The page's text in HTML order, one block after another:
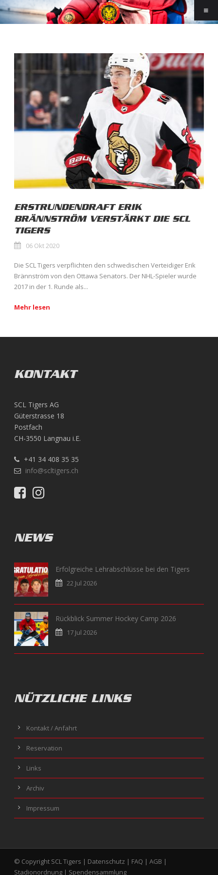
ERSTRUNDENDRAFT ERIK
BRÄNNSTRÖM VERSTÄRKT DIE SCL
TIGERS
06 Okt 2020
Die SCL Tigers verpflichten den schwedischen Verteidiger Erik
Brännström von den Ottawa Senators. Der NHL-Spieler wurde
2017 in der 1. Runde als...
Mehr lesen
KONTAKT
SCL Tigers AG
Güterstrasse 18
Postfach
CH-3550 Langnau i.E.
+41 34 408 35 35
info@scltigers.ch
NEWS
Erfolgreiche Lehrabschlüsse bei den Tigers
22 Jul 2026
Rückblick Summer Hockey Camp 2026
17 Jul 2026
NÜTZLICHE LINKS
Kontakt / Anfahrt
Reservation
Links
Archiv
Impressum
© Copyright SCL Tigers | Datenschutz | FAQ | AGB |
Stadionordnung | Spendensammlung